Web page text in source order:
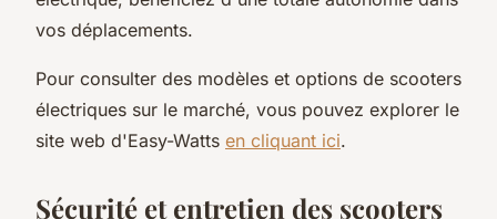
vos déplacements.
Pour consulter des modèles et options de scooters
électriques sur le marché, vous pouvez explorer le
site web d'Easy-Watts en cliquant ici.
Sécurité et entretien des scooters